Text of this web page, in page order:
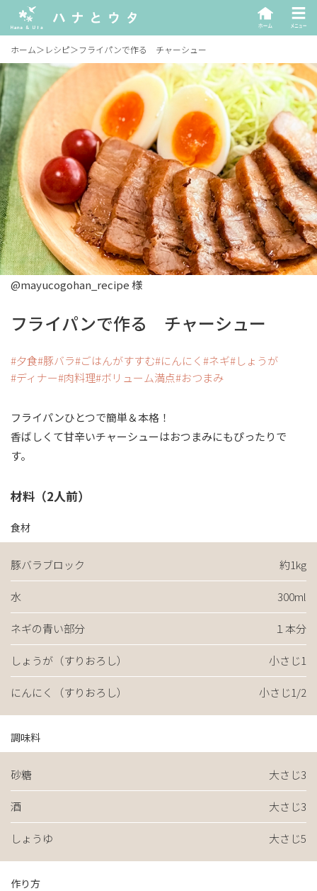
ホーム＞ レシピ＞フライパンで作る チャーシュー
@mayucogohan_recipe 様
フライパンで作る チャーシュー
夕食 豚バラ ごはんがすすむ にんにく ネギ
しょうが
ディナー 肉料理 ボリューム満点 おつまみ
フライパンひとつで簡単＆本格！
香ばしくて甘辛いチャーシューはおつまみにもぴったりで
す。
材料（2人前）
食材
豚バラブロック 約1kg
水 300ml
ネギの青い部分 １本分
しょうが（すりおろし） 小さじ1
にんにく（すりおろし） 小さじ1/2
調味料
砂糖 大さじ3
酒 大さじ3
しょうゆ 大さじ5
作り方